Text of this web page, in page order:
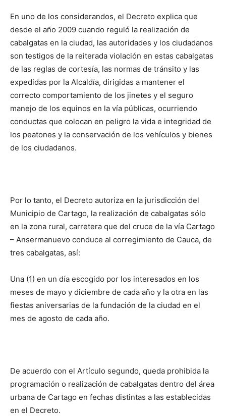
En uno de los considerandos, el Decreto explica que
desde el año 2009 cuando reguló la realización de
cabalgatas en la ciudad, las autoridades y los ciudadanos
son testigos de la reiterada violación en estas cabalgatas
de las reglas de cortesía, las normas de tránsito y las
expedidas por la Alcaldía, dirigidas a mantener el
correcto comportamiento de los jinetes y el seguro
manejo de los equinos en la vía públicas, ocurriendo
conductas que colocan en peligro la vida e integridad de
los peatones y la conservación de los vehículos y bienes
de los ciudadanos.
Por lo tanto, el Decreto autoriza en la jurisdicción del
Municipio de Cartago, la realización de cabalgatas sólo
en la zona rural, carretera que del cruce de la vía Cartago
– Ansermanuevo conduce al corregimiento de Cauca, de
tres cabalgatas, así:
Una (1) en un día escogido por los interesados en los
meses de mayo y diciembre de cada año y la otra en las
fiestas aniversarias de la fundación de la ciudad en el
mes de agosto de cada año.
De acuerdo con el Artículo segundo, queda prohibida la
programación o realización de cabalgatas dentro del área
urbana de Cartago en fechas distintas a las establecidas
en el Decreto.